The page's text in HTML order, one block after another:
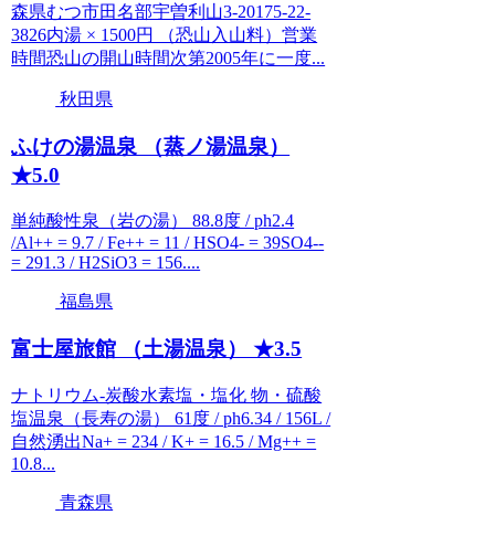
森県むつ市田名部宇曽利山3-20175-22-
3826内湯 × 1500円 （恐山入山料）営業
時間恐山の開山時間次第2005年に一度...
秋田県
ふけの湯温泉 （蒸ノ湯温泉）
★5.0
単純酸性泉（岩の湯） 88.8度 / ph2.4
/Al++ = 9.7 / Fe++ = 11 / HSO4- = 39SO4--
= 291.3 / H2SiO3 = 156....
福島県
富士屋旅館 （土湯温泉） ★3.5
ナトリウム-炭酸水素塩・塩化 物・硫酸
塩温泉（長寿の湯） 61度 / ph6.34 / 156L /
自然湧出Na+ = 234 / K+ = 16.5 / Mg++ =
10.8...
青森県